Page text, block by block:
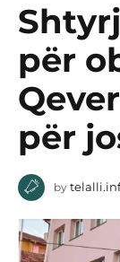
për
për
by